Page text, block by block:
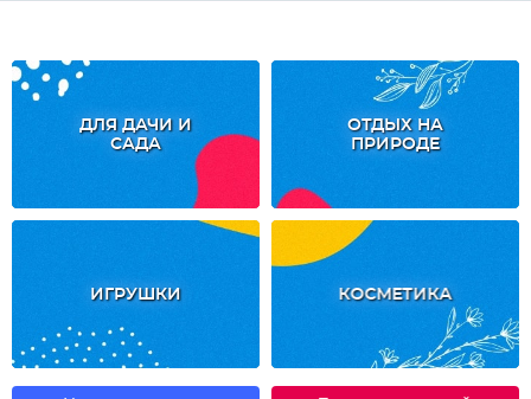
ДЛЯ ДАЧИ И
САДА
ОТДЫХ НА
ПРИРОДЕ
ИГРУШКИ КОСМЕТИКА